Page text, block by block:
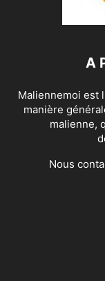
A
Maliennemoi est
manière
malienne,
Nous